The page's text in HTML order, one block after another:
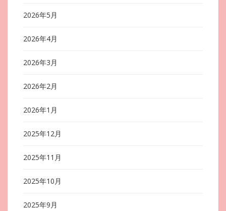
2026年5月
2026年4月
2026年3月
2026年2月
2026年1月
2025年12月
2025年11月
2025年10月
2025年9月